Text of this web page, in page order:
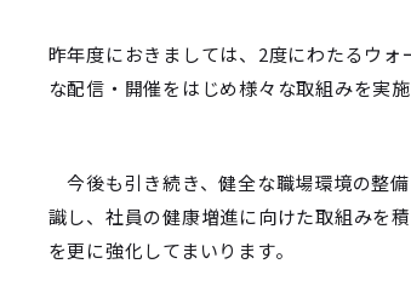
昨年度におきましては、2度にわたるウ
な配信・開催をはじめ様々な取組みを実施
今後も引き続き、健全な職場環境の整
識し、社員の健康増進に向けた取組みを
を更に強化してまいります。